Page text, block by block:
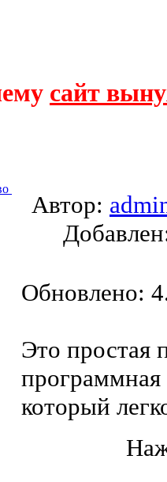
сайт
Автор:
Обновлено:
Это простая
который